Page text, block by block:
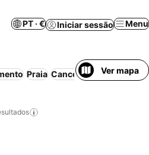
PT · € Iniciar sessão Menu
Praia Cancelamento gratuito
Ver mapa